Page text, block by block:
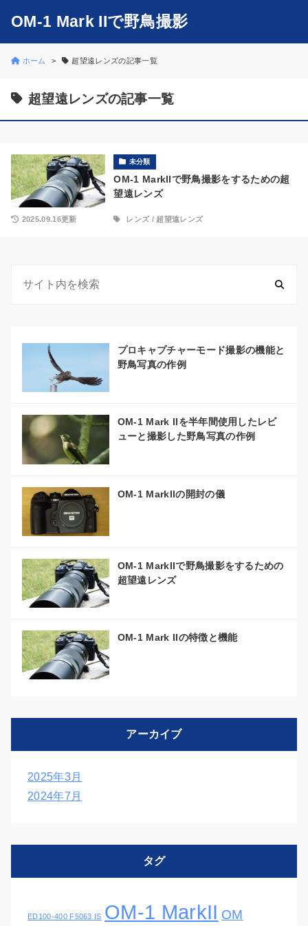
OM-1 Mark IIで野鳥撮影
ホーム 超望遠レンズの記事一覧
超望遠レンズの記事一覧
未分類
OM-1 MarkIIで野鳥撮影をするための超
望遠レンズ
2025.09.16更新 レンズ/ 超望遠レンズ
プロキャプチャーモード撮影の機能と
野鳥写真の作例
OM-1 Mark IIを半年間使用したレビ
ューと撮影した野鳥写真の作例
OM-1 MarkIIの開封の儀
OM-1 MarkIIで野鳥撮影をするための
超望遠レンズ
OM-1 Mark IIの特徴と機能
アーカイブ
2025年3月
2024年7月
タグ
ED100-400 F5063 IS OM-1 MarkII OM